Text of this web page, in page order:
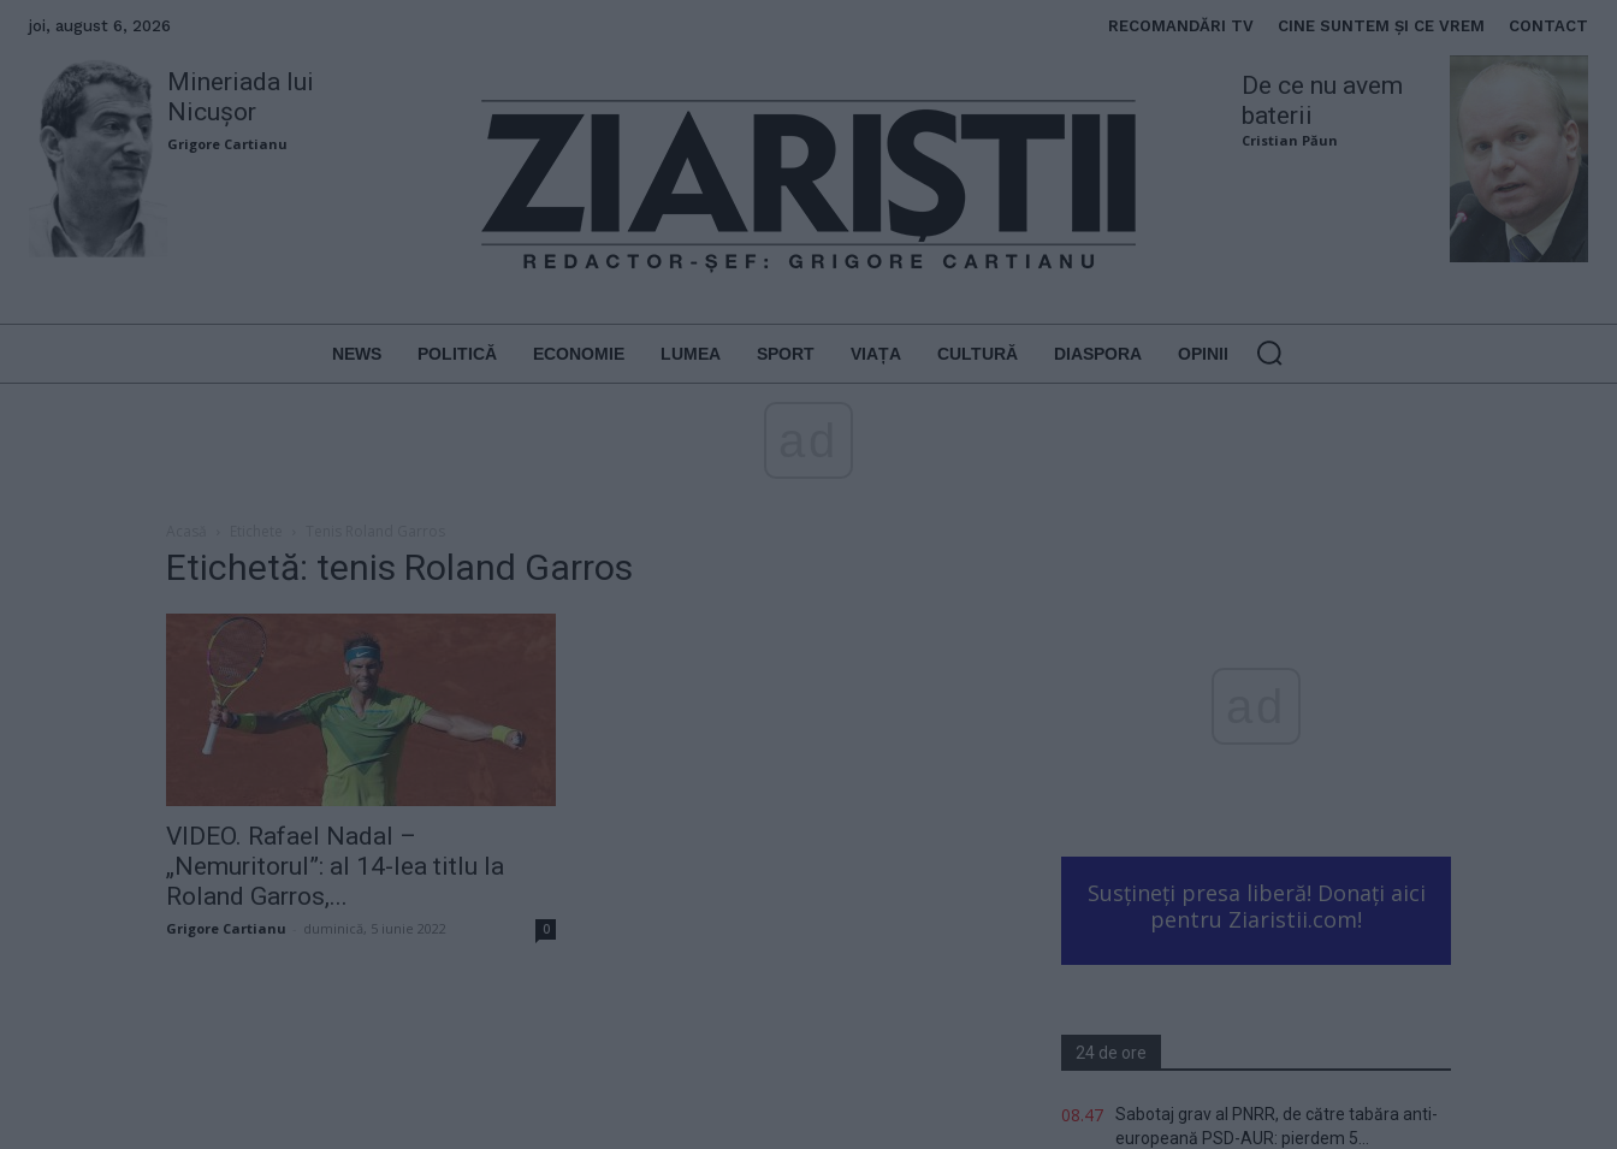
joi, august 6, 2026 RECOMANDĂRI TV CINE SUNTEM ȘI CE VREM CONTACT
Mineriada lui
Nicușor
Grigore Cartianu
De ce nu avem
baterii
Cristian Păun
NEWS POLITICĂ ECONOMIE LUMEA SPORT VIAȚA CULTURĂ DIASPORA OPINII
Etichetă: tenis Roland Garros
VIDEO. Rafael Nadal –
„Nemuritorul”: al 14-lea titlu la
Roland Garros,...
Grigore Cartianu duminică, 5 iunie 2022 0
Susțineți presa liberă! Donați aici
pentru Ziaristii.com!
24 de ore
08.47
Sabotaj grav al PNRR, de către tabăra anti-
europeană PSD-AUR: pierdem 5...